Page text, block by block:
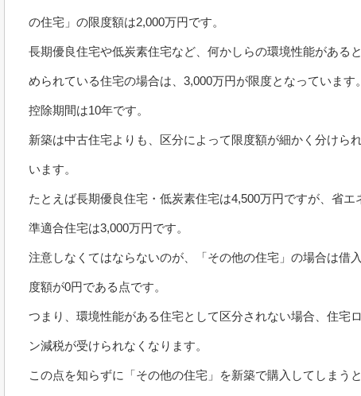
の住宅」の限度額は2,000万円です。
長期優良住宅や低炭素住宅など、何かしらの環境性能がある
められている住宅の場合は、3,000万円が限度となっています。
控除期間は10年です。
新築は中古住宅よりも、区分によって限度額が細かく分けら
います。
たとえば長期優良住宅・低炭素住宅は4,500万円ですが、省エ
準適合住宅は3,000万円です。
注意しなくてはならないのが、「その他の住宅」の場合は借
度額が0円である点です。
つまり、環境性能がある住宅として区分されない場合、住宅
ン減税が受けられなくなります。
この点を知らずに「その他の住宅」を新築で購入してしまうと